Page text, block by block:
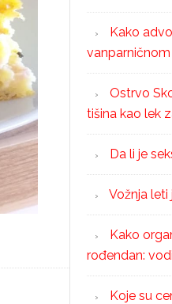
Kako
Ostrvo
tišina kao lek
Da li je
Vožnja leti
Kako
rođendan:
Koje su